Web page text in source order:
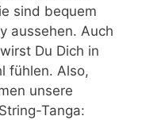
sind bequem
aussehen. Auch
Du Dich in
fühlen. Also,
unsere
Tanga: